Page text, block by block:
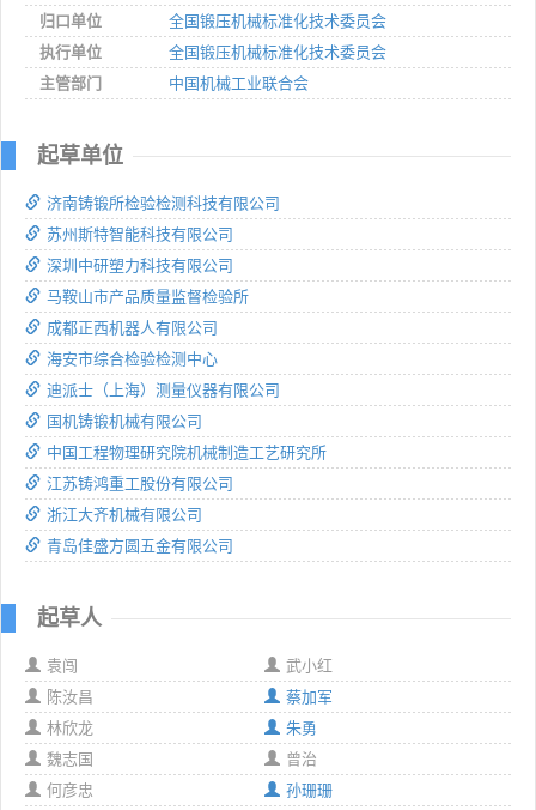
归口单位
全国锻压机械标准化技术委员会
执行单位
全国锻压机械标准化技术委员会
主管部门
中国机械工业联合会
起草单位
济南铸锻所检验检测科技有限公司
苏州斯特智能科技有限公司
深圳中研塑力科技有限公司
马鞍山市产品质量监督检验所
成都正西机器人有限公司
海安市综合检验检测中心
迪派士（上海）测量仪器有限公司
国机铸锻机械有限公司
中国工程物理研究院机械制造工艺研究所
江苏铸鸿重工股份有限公司
浙江大齐机械有限公司
青岛佳盛方圆五金有限公司
起草人
袁闯
武小红
陈汝昌
蔡加军
林欣龙
朱勇
魏志国
曾治
何彦忠
孙珊珊